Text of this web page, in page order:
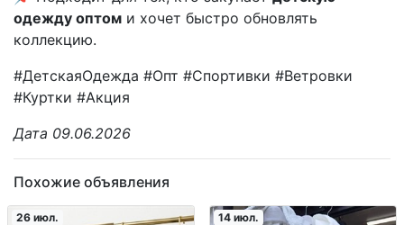
одежду оптом и хочет быстро обновлять
коллекцию.
#ДетскаяОдежда #Опт #Спортивки #Ветровки
#Куртки #Акция
Дата 09.06.2026
Похожие объявления
26 июл. 14 июл.